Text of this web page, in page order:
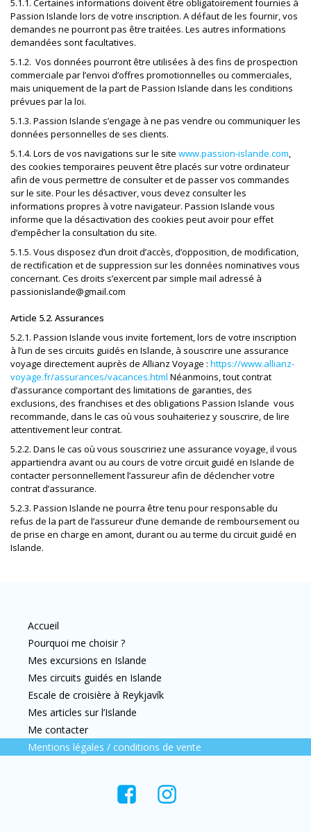
5.1.1. Certaines informations doivent être obligatoirement fournies à
Passion Islande lors de votre inscription. A défaut de les fournir, vos
demandes ne pourront pas être traitées. Les autres informations
demandées sont facultatives.
5.1.2. Vos données pourront être utilisées à des fins de prospection
commerciale par l’envoi d’offres promotionnelles ou commerciales,
mais uniquement de la part de Passion Islande dans les conditions
prévues par la loi.
5.1.3. Passion Islande s’engage à ne pas vendre ou communiquer les
données personnelles de ses clients.
5.1.4. Lors de vos navigations sur le site www.passion-islande.com,
des cookies temporaires peuvent être placés sur votre ordinateur
afin de vous permettre de consulter et de passer vos commandes
sur le site. Pour les désactiver, vous devez consulter les
informations propres à votre navigateur. Passion Islande vous
informe que la désactivation des cookies peut avoir pour effet
d’empêcher la consultation du site.
5.1.5. Vous disposez d’un droit d’accès, d’opposition, de modification,
de rectification et de suppression sur les données nominatives vous
concernant. Ces droits s’exercent par simple mail adressé à
passionislande@gmail.com
Article 5.2. Assurances
5.2.1. Passion Islande vous invite fortement, lors de votre inscription
à l’un de ses circuits guidés en Islande, à souscrire une assurance
voyage directement auprès de Allianz Voyage : https://www.allianz-
voyage.fr/assurances/vacances.html Néanmoins, tout contrat
d’assurance comportant des limitations de garanties, des
exclusions, des franchises et des obligations Passion Islande vous
recommande, dans le cas où vous souhaiteriez y souscrire, de lire
attentivement leur contrat.
5.2.2. Dans le cas où vous souscririez une assurance voyage, il vous
appartiendra avant ou au cours de votre circuit guidé en Islande de
contacter personnellement l’assureur afin de déclencher votre
contrat d’assurance.
5.2.3. Passion Islande ne pourra être tenu pour responsable du
refus de la part de l’assureur d’une demande de remboursement ou
de prise en charge en amont, durant ou au terme du circuit guidé en
Islande.
Accueil
Pourquoi me choisir ?
Mes excursions en Islande
Mes circuits guidés en Islande
Escale de croisière à Reykjavík
Mes articles sur l’Islande
Me contacter
Mentions légales / conditions de vente